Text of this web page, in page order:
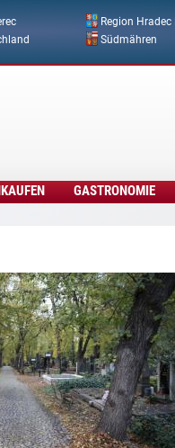
Region Hradec
Südmähren
GASTRONOMIE